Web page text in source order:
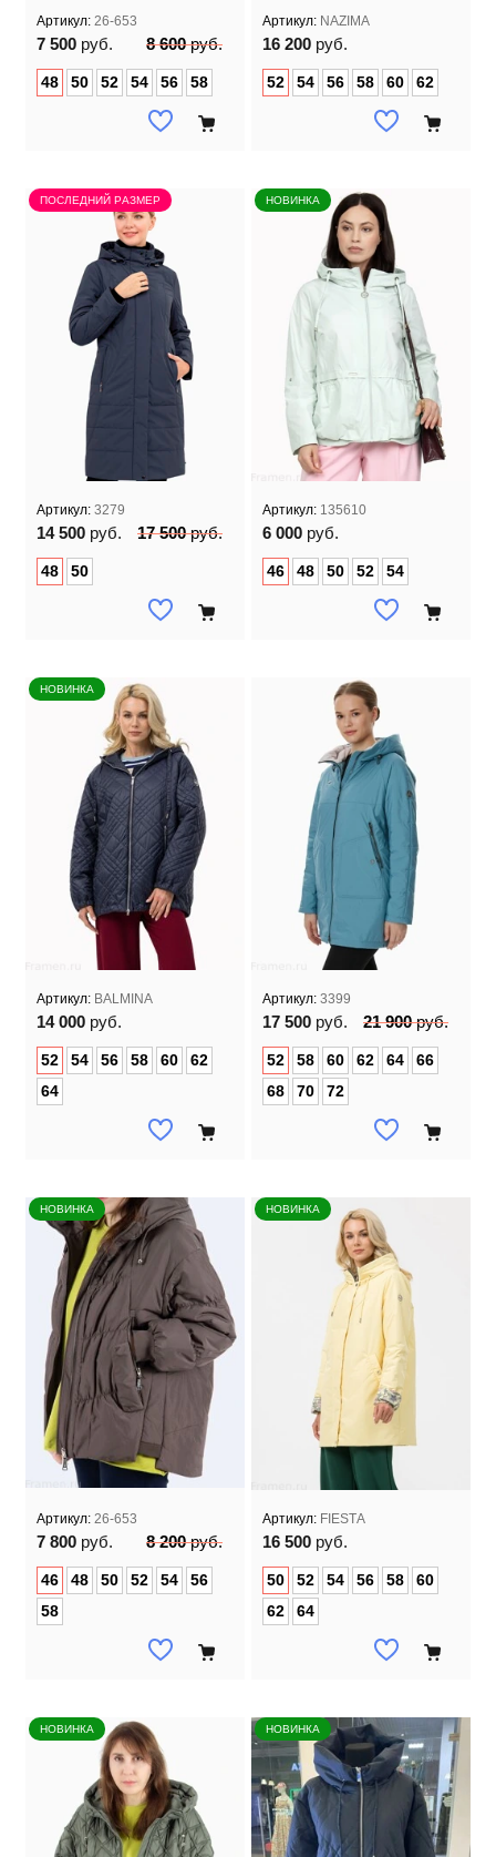
Артикул: 26-653
7 500 руб. 8 600руб.
48 50 52 54 56 58
Артикул: NAZIMA
16 200 руб.
52 54 56 58 60 62
ПОСЛЕДНИЙ РАЗМЕР
Артикул: 3279
14 500 руб. 17 500руб.
48 50
НОВИНКА
Артикул: 135610
6 000 руб.
46 48 50 52 54
НОВИНКА
Артикул: BALMINA
14 000 руб.
52 54 56 58 60
62
64
Артикул: 3399
17 500 руб. 21 900руб.
52 58 60 62 64
66
68
70 72
НОВИНКА
Артикул: 26-653
7 800 руб. 8 200руб.
46 48 50 52 54
56
58
НОВИНКА
Артикул: FIESTA
16 500 руб.
50 52 54 56 58
60
62
64
НОВИНКА НОВИНКА